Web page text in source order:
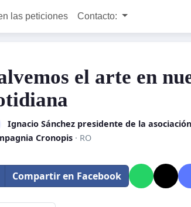
las peticiones Contacto:
el arte en
Ignacio Sánchez presidente de la
Cronopis · RO
Compartir en Facebook